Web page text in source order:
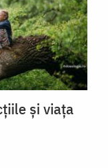
și viața